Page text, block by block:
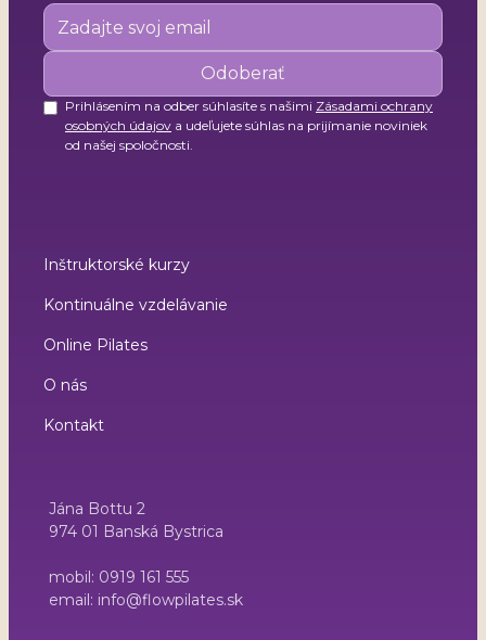
Prihlásením na odber súhlasíte s našimi Zásadami ochrany
osobných údajov a udeľujete súhlas na prijímanie noviniek
od našej spoločnosti.
Inštruktorské kurzy
Kontinuálne vzdelávanie
Online Pilates
O nás
Kontakt
Jána Bottu 2
974 01 Banská Bystrica
mobil: 0919 161 555
email: info@flowpilates.sk